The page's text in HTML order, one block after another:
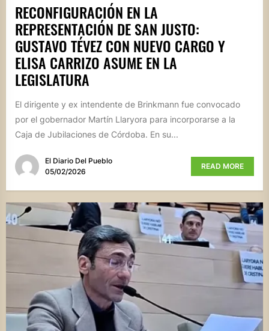
RECONFIGURACIÓN EN LA
REPRESENTACIÓN DE SAN JUSTO:
GUSTAVO TÉVEZ CON NUEVO CARGO Y
ELISA CARRIZO ASUME EN LA
LEGISLATURA
El dirigente y ex intendente de Brinkmann fue convocado
por el gobernador Martín Llaryora para incorporarse a la
Caja de Jubilaciones de Córdoba. En su...
El Diario Del Pueblo
05/02/2026
READ MORE